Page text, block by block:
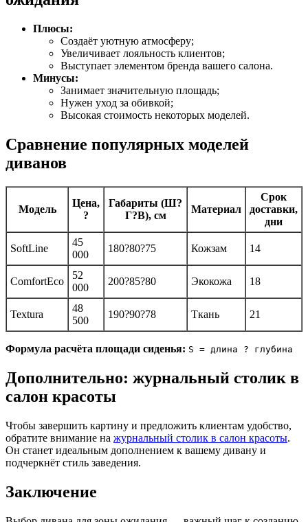
Плюсы:
Создаёт уютную атмосферу;
Увеличивает лояльность клиентов;
Выступает элементом бренда вашего салона.
Минусы:
Занимает значительную площадь;
Нужен уход за обивкой;
Высокая стоимость некоторых моделей.
Сравнение популярных моделей
диванов
Модель
Цена,
?
Габариты (Ш?
Г?В), см
Материал
Срок
доставки,
дни
SoftLine
45
000
180?80?75 Кожзам 14
ComfortEco
52
000
200?85?80 Экокожа 18
Textura
48
500
190?90?78 Ткань 21
Формула расчёта площади сиденья: S = длина ? глубина
Дополнительно: журнальный столик в
салон красоты
Чтобы завершить картину и предложить клиентам удобство,
обратите внимание на журнальный столик в салон красоты.
Он станет идеальным дополнением к вашему дивану и
подчеркнёт стиль заведения.
Заключение